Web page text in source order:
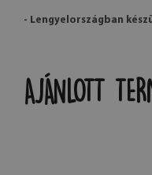
- Lengyelországban
AJÁNLOTT